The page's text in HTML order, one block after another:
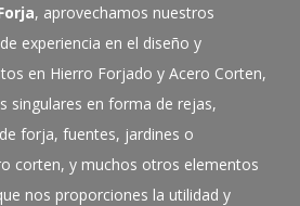
, aprovechamos nuestros
experiencia en el diseño y
en Hierro Forjado y Acero Corten,
singulares en forma de rejas,
forja, fuentes, jardines o
corten, y muchos otros elementos
nos proporciones la utilidad y